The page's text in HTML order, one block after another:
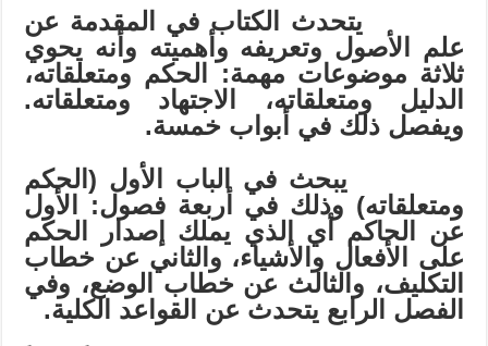
يتحدث الكتاب في المقدمة عن
علم الأصول وتعريفه وأهميته وأنه يحوي
ثلاثة موضوعات مهمة: الحكم ومتعلقاته،
الدليل ومتعلقاته، الاجتهاد ومتعلقاته.
ويفصل ذلك في أبواب خمسة.
يبحث في الباب الأول (الحكم
ومتعلقاته) وذلك في أربعة فصول: الأول
عن الحاكم أي الذي يملك إصدار الحكم
على الأفعال والأشياء، والثاني عن خطاب
التكليف، والثالث عن خطاب الوضع، وفي
الفصل الرابع يتحدث عن القواعد الكلية.